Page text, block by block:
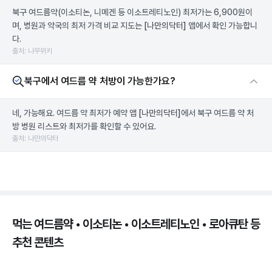
북구 여드름약(이소티논, 니메겐 등 이소트레티노인) 최저가는 6,900원이
며, 병원과 약국의 최저 가격 비교 지도는 [나만의닥터] 앱에서 확인 가능합니
다.
출처: 나무위키
북구에서 여드름 약 처방이 가능한가요?
네, 가능해요. 여드름 약 최저가 예약 앱 [나만의닥터] 에서 북구 여드름 약 처
방 병원 리스트와 최저가를 확인할 수 있어요.
출처: 나만의닥터
먹는 여드름약 • 이소티논 • 이소트레티노인 • 로아큐탄 등
추천 콘텐츠